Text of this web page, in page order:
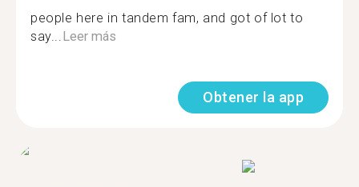
people here in tandem fam, and got of lot to
say...Leer más
Obtener la app